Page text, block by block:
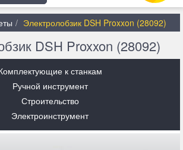
Электролобзик DSH Proxxon (28092)
DSH Proxxon (28092)
к станкам
Ручной инструмент
Строительство
Электроинструмент